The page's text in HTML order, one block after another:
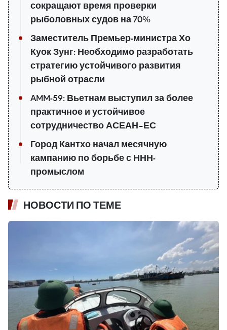
сокращают время проверки
рыболовных судов на 70%
Заместитель Премьер-министра Хо
Куок Зунг: Необходимо разработать
стратегию устойчивого развития
рыбной отрасли
AMM-59: Вьетнам выступил за более
практичное и устойчивое
сотрудничество АСЕАН–ЕС
Город Кантхо начал месячную
кампанию по борьбе с ННН-
промыслом
НОВОСТИ ПО ТЕМЕ